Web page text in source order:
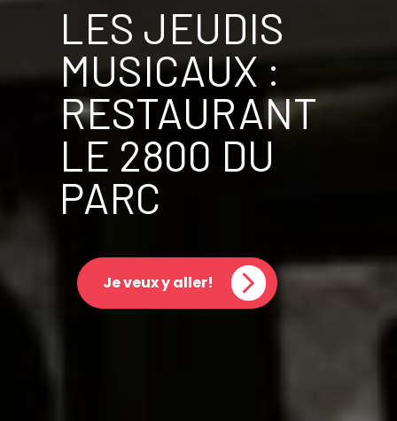
LES JEUDIS
MUSICAUX :
RESTAURANT
LE 2800 DU
PARC
Je veux y aller!